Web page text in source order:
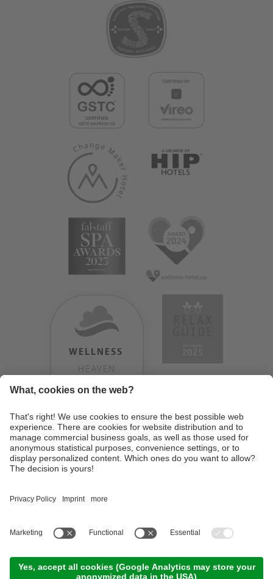
WELLNESS
HEAVEN
TESTERGEBNIS:
2026
. MwSt-Nr. IT01350720213
. CIN: IT021062A1BGQJ2W4U
.Impressum. Datenschutzerklärung.Cookie Einstellungen.